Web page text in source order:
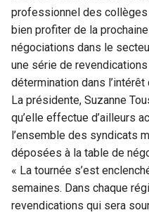
professionnel des collèges
bien profiter de la
négociations dans le
une série de
détermination dans
La présidente, Suzanne
qu’elle effectue d’ailleurs
l’ensemble des syndicats
déposées à la table de
« La tournée s’est
semaines. Dans chaque
revendications qui sera